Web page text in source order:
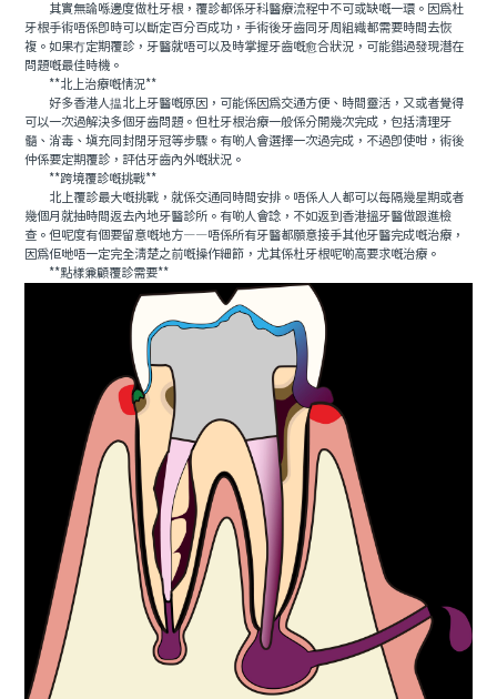
其實無論喺邊度做杜牙根，覆診都係牙科醫療流程中不可或缺嘅一環。因為杜
牙根手術唔係即時可以斷定百分百成功，手術後牙齒同牙周組織都需要時間去恢
複。如果冇定期覆診，牙醫就唔可以及時掌握牙齒嘅愈合狀況，可能錯過發現潛在
問題嘅最佳時機。
**北上治療嘅情況**
好多香港人揾北上牙醫嘅原因，可能係因爲交通方便、時間靈活，又或者覺得
可以一次過解決多個牙齒問題。但杜牙根治療一般係分開幾次完成，包括清理牙
髓、消毒、填充同封閉牙冠等步驟。有啲人會選擇一次過完成，不過即使咁，術後
仲係要定期覆診，評估牙齒內外嘅狀況。
**跨境覆診嘅挑戰**
北上覆診最大嘅挑戰，就係交通同時間安排。唔係人人都可以每隔幾星期或者
幾個月就抽時間返去內地牙醫診所。有啲人會諗，不如返到香港搵牙醫做跟進檢
查。但呢度有個要留意嘅地方——唔係所有牙醫都願意接手其他牙醫完成嘅治療，
因爲佢哋唔一定完全清楚之前嘅操作細節，尤其係杜牙根呢啲高要求嘅治療。
**點樣兼顧覆診需要**